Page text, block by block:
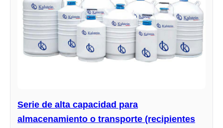
Serie de alta capacidad para
almacenamiento o transporte (recipientes